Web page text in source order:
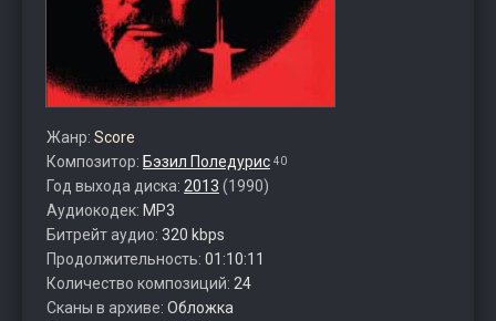
Жанр: Score
Композитор: Бэзил Поледурис 40
Год выхода диска: 2013 (1990)
Аудиокодек: MP3
Битрейт аудио: 320 kbps
Продолжительность: 01:10:11
Количество композиций: 24
Сканы в архиве: Обложка